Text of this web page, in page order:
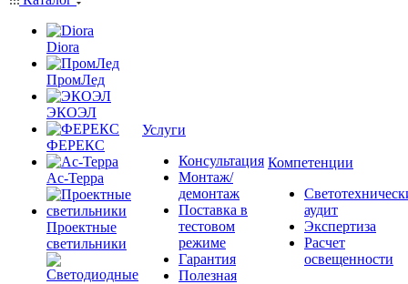
Diora
ПромЛед
ЭКОЭЛ
ФЕРЕКС
Ас-Терра
Проектные
светильники
Услуги
Консультация
Монтаж/
демонтаж
Поставка в
тестовом
режиме
Гарантия
Полезная
Компетенции
аудит
Экспертиза
Расчет
освещенности